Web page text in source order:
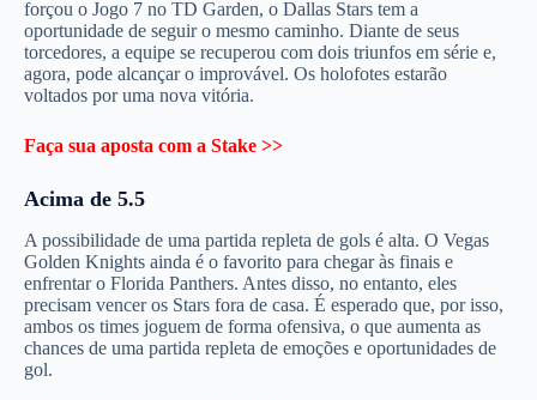
forçou o Jogo 7 no TD Garden, o Dallas Stars tem a
oportunidade de seguir o mesmo caminho. Diante de seus
torcedores, a equipe se recuperou com dois triunfos em série e,
agora, pode alcançar o improvável. Os holofotes estarão
voltados por uma nova vitória.
Faça sua aposta com a Stake >>
Acima de 5.5
A possibilidade de uma partida repleta de gols é alta. O Vegas
Golden Knights ainda é o favorito para chegar às finais e
enfrentar o Florida Panthers. Antes disso, no entanto, eles
precisam vencer os Stars fora de casa. É esperado que, por isso,
ambos os times joguem de forma ofensiva, o que aumenta as
chances de uma partida repleta de emoções e oportunidades de
gol.